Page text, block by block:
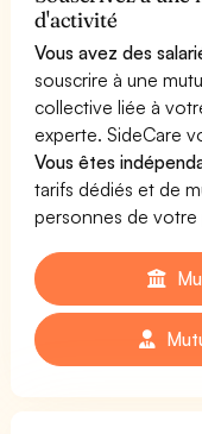
d'activité
Vous avez des
souscrire à une
collective liée à
experte. SideCare
Vous êtes
tarifs dédiés et de
personnes de